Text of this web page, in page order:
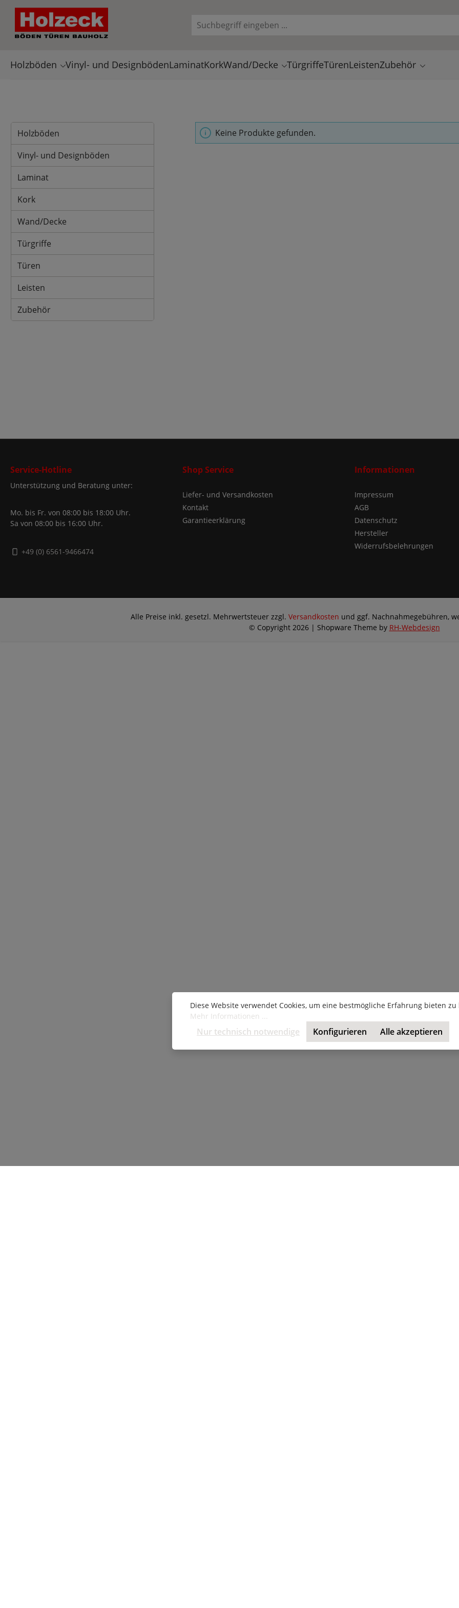
Zur Suche springen
Holzböden Vinyl- und DesignbödenLaminatKorkWand/Decke TürgriffeTürenLeistenZubehör
Holzböden
Vinyl- und Designböden
Laminat
Kork
Wand/Decke
Türgriffe
Türen
Leisten
Zubehör
Keine Produkte gefunden.
Service-Hotline
Unterstützung und Beratung unter:
Mo. bis Fr. von 08:00 bis 18:00 Uhr.
Sa von 08:00 bis 16:00 Uhr.
+49 (0) 6561-9466474
Shop Service
Liefer- und Versandkosten
Kontakt
Garantieerklärung
Informationen
Impressum
AGB
Datenschutz
Hersteller
Widerrufsbelehrungen
Alle Preise inkl. gesetzl. Mehrwertsteuer zzgl. Versandkosten und ggf. Nachnahmegebühren,
© Copyright 2026 | Shopware Theme by RH-Webdesign
Diese Website verwendet Cookies, um eine bestmögliche Erfahrung bieten zu
Mehr Informationen ...
Nur technisch notwendige Konfigurieren Alle akzeptieren